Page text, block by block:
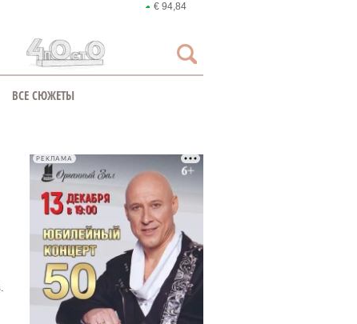
€ 94,84
ВСЕ СЮЖЕТЫ
РЕКЛАМА